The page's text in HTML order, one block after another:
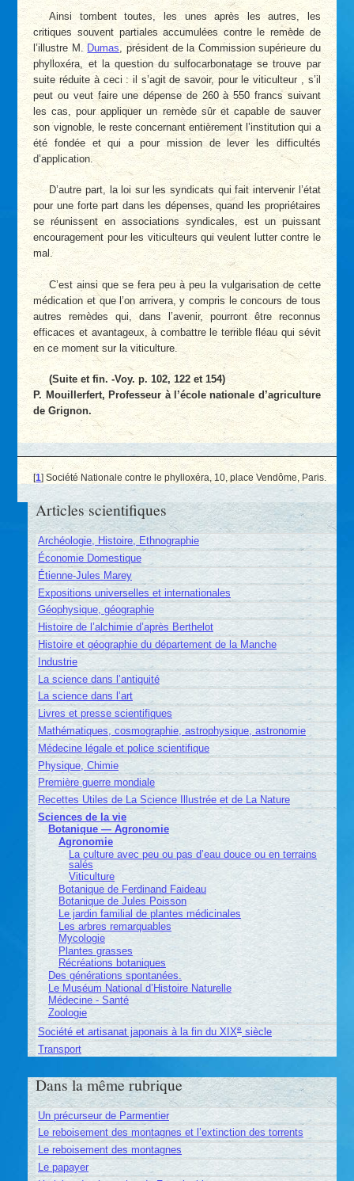
Ainsi tombent toutes, les unes après les autres, les
critiques souvent partiales accumulées contre le remède de
l’illustre M.
Dumas , président de la Commission supérieure du
phylloxéra, et la question du sulfocarbonatage se trouve par
suite réduite à ceci : il s’agit de savoir, pour le viticulteur , s’il
peut ou veut faire une dépense de 260 à 550 francs suivant
les cas, pour appliquer un remède sûr et capable de sauver
son vignoble, le reste concernant entièrement l’institution qui a
été fondée et qui a pour mission de lever les difficultés
d’application.
D’autre part, la loi sur les syndicats qui fait intervenir l’état
pour une forte part dans les dépenses, quand les propriétaires
se réunissent en associations syndicales, est un puissant
encouragement pour les viticulteurs qui veulent lutter contre le
mal.
C’est ainsi que se fera peu à peu la vulgarisation de cette
médication et que l’on arrivera, y compris le concours de tous
autres remèdes qui, dans l’avenir, pourront être reconnus
efficaces et avantageux, à combattre le terrible fléau qui sévit
en ce moment sur la viticulture.
(Suite et fin. -Voy. p. 102, 122 et 154)
P. Mouillerfert, Professeur à l’école nationale d’agriculture
de Grignon.
[1]Société Nationale contre le phylloxéra, 10, place Vendôme, Paris.
Articles scientifiques
Archéologie, Histoire, Ethnographie
Économie Domestique
Étienne-Jules Marey
Expositions universelles et internationales
Géophysique, géographie
Histoire de l’alchimie d’après Berthelot
Histoire et géographie du département de la Manche
Industrie
La science dans l’antiquité
La science dans l’art
Livres et presse scientifiques
Mathématiques, cosmographie, astrophysique, astronomie
Médecine légale et police scientifique
Physique, Chimie
Première guerre mondiale
Recettes Utiles de La Science Illustrée et de La Nature
Sciences de la vie
Botanique — Agronomie
Agronomie
La culture avec peu ou pas d’eau douce ou en terrains
salés
Viticulture
Botanique de Ferdinand Faideau
Botanique de Jules Poisson
Le jardin familial de plantes médicinales
Les arbres remarquables
Mycologie
Plantes grasses
Récréations botaniques
Des générations spontanées.
Le Muséum National d’Histoire Naturelle
Médecine - Santé
Zoologie
Société et artisanat japonais à la fin du XIXesiècle
Transport
Dans la même rubrique
Un précurseur de Parmentier
Le reboisement des montagnes et l’extinction des torrents
Le reboisement des montagnes
Le papayer